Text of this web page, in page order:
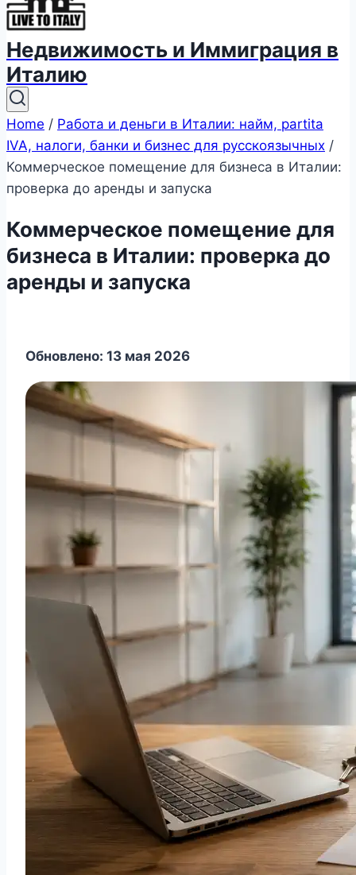
Недвижимость и Иммиграция в
Италию
Home / Работа и деньги в Италии: найм, partita
IVA, налоги, банки и бизнес для русскоязычных /
Коммерческое помещение для бизнеса в Италии:
проверка до аренды и запуска
Коммерческое помещение для
бизнеса в Италии: проверка до
аренды и запуска
Обновлено: 13 мая 2026